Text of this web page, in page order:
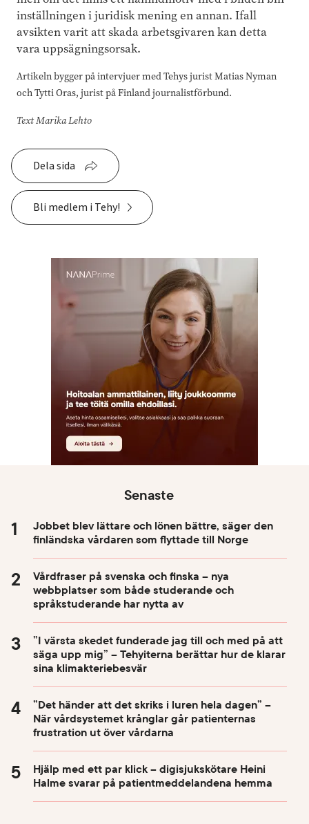
inställningen i juridisk mening en annan. Ifall
avsikten varit att skada arbetsgivaren kan detta
vara uppsägningsorsak.
Artikeln bygger på intervjuer med Tehys jurist Matias Nyman
och Tytti Oras, jurist på Finland journalistförbund.
Text Marika Lehto
Dela sida
Bli medlem i Tehy!
Senaste
Jobbet blev lättare och lönen bättre, säger den
finländska vårdaren som flyttade till Norge
Vårdfraser på svenska och finska – nya
webbplatser som både studerande och
språkstuderande har nytta av
”I värsta skedet funderade jag till och med på att
säga upp mig” – Tehyiterna berättar hur de klarar
sina klimakteriebesvär
”Det händer att det skriks i luren hela dagen” –
När vårdsystemet krånglar går patienternas
frustration ut över vårdarna
Hjälp med ett par klick – digisjukskötare Heini
Halme svarar på patientmeddelandena hemma